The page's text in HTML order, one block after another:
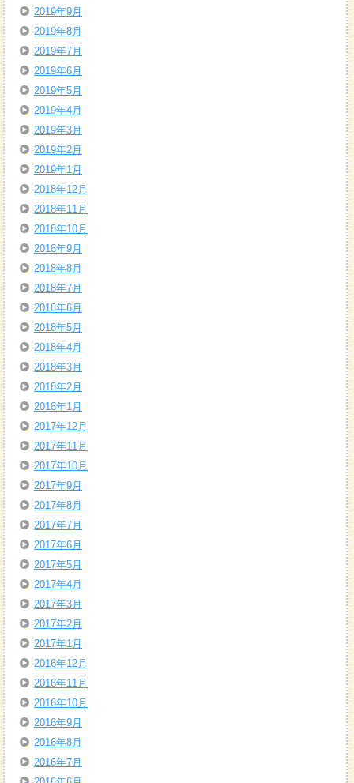
2019年9月
2019年8月
2019年7月
2019年6月
2019年5月
2019年4月
2019年3月
2019年2月
2019年1月
2018年12月
2018年11月
2018年10月
2018年9月
2018年8月
2018年7月
2018年6月
2018年5月
2018年4月
2018年3月
2018年2月
2018年1月
2017年12月
2017年11月
2017年10月
2017年9月
2017年8月
2017年7月
2017年6月
2017年5月
2017年4月
2017年3月
2017年2月
2017年1月
2016年12月
2016年11月
2016年10月
2016年9月
2016年8月
2016年7月